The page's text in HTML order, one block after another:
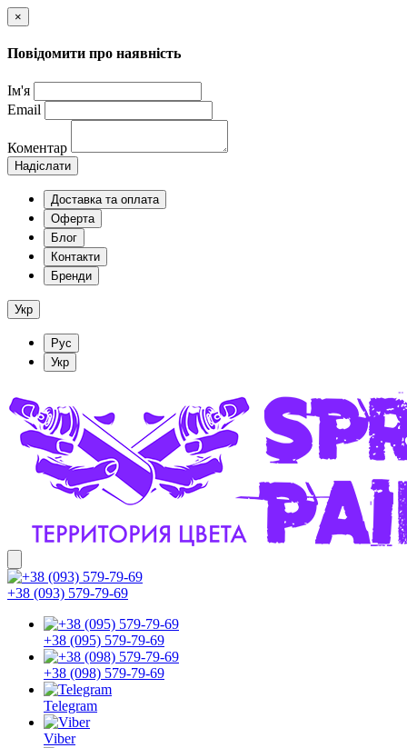
×
Повідомити про наявність
Ім'я
Email
Коментар
Надіслати
Доставка та оплата
Оферта
Блог
Контакти
Бренди
Укр
Рус
Укр
+38 (093) 579-79-69
+38 (095) 579-79-69
+38 (098) 579-79-69
Telegram
Viber